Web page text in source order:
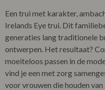
Een trui met karakter,
Irelands Eye trui . Dit
generaties lang traditionele
ontwerpen. Het resultaat?
moeiteloos passen in de
vind je een met zorg
voor vrouwen die houden